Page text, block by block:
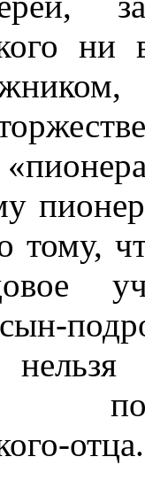
тому,
отца.